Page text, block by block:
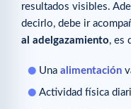
resultados visibles.
decirlo, debe ir
al adelgazamiento, es
Una alimentación
Actividad física